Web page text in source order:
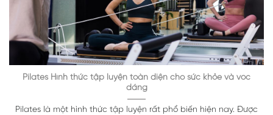
Pilates Hình thức tập luyện toàn diện cho sức khỏe và vóc
dáng
Pilates là một hình thức tập luyện rất phổ biến hiện nay. Được